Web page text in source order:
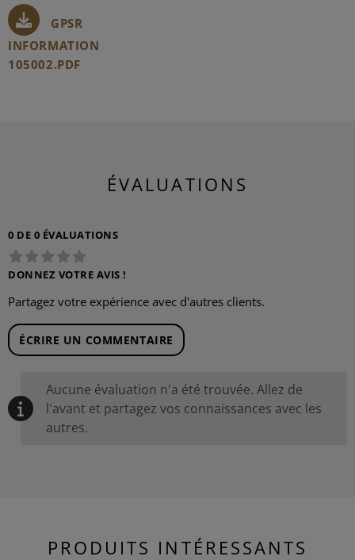
GPSR
INFORMATION
105002.PDF
ÉVALUATIONS
0 DE 0 ÉVALUATIONS
DONNEZ VOTRE AVIS !
Partagez votre expérience avec d'autres clients.
ÉCRIRE UN COMMENTAIRE
Aucune évaluation n'a été trouvée. Allez de
l'avant et partagez vos connaissances avec les
autres.
PRODUITS INTÉRESSANTS